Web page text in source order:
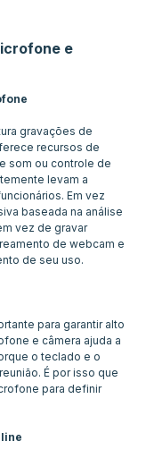
e
gravações de
recursos de
som ou controle de
levam a
Em vez
baseada na análise
vez de gravar
de webcam e
de seu uso.
para garantir alto
e câmera ajuda a
o teclado e o
É por isso que
para definir